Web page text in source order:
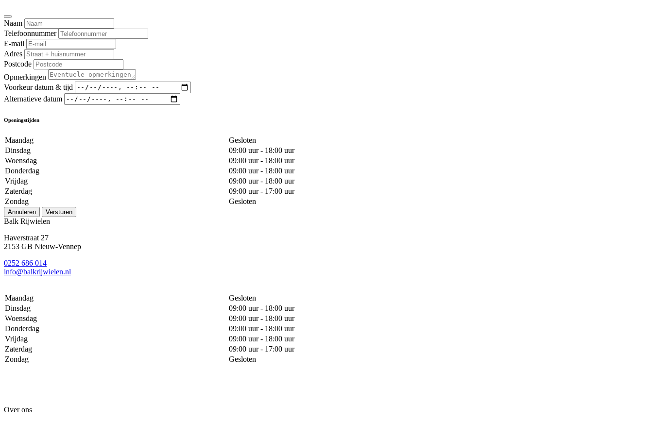
Naam
Telefoonnummer
E-mail
Adres
Postcode
Opmerkingen
Voorkeur datum & tijd
Alternatieve datum
Openingstijden
Maandag
Gesloten
Dinsdag
09:00 uur - 18:00 uur
Woensdag
09:00 uur - 18:00 uur
Donderdag
09:00 uur - 18:00 uur
Vrijdag
09:00 uur - 18:00 uur
Zaterdag
09:00 uur - 17:00 uur
Zondag
Gesloten
Annuleren Versturen
Balk Rijwielen
Haverstraat 27
2153 GB Nieuw-Vennep
0252 686 014
info@balkrijwielen.nl
Maandag
Gesloten
Dinsdag
09:00 uur - 18:00 uur
Woensdag
09:00 uur - 18:00 uur
Donderdag
09:00 uur - 18:00 uur
Vrijdag
09:00 uur - 18:00 uur
Zaterdag
09:00 uur - 17:00 uur
Zondag
Gesloten
Over ons